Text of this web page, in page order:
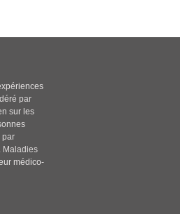
par
sur les
par
Maladies
médico-